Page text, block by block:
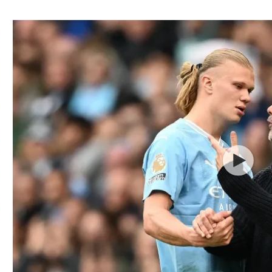
אביב
באר שבע
ליגה סינית
ליגה ברזילאית
ליגות נוספות